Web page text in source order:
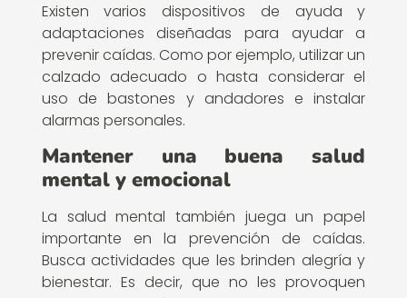
Existen varios dispositivos de ayuda y
adaptaciones diseñadas para ayudar a
prevenir caídas. Como por ejemplo, utilizar un
calzado adecuado o hasta considerar el
uso de bastones y andadores e instalar
alarmas personales.
Mantener una buena salud
mental y emocional
La salud mental también juega un papel
importante en la prevención de caídas.
Busca actividades que les brinden alegría y
bienestar. Es decir, que no les provoquen